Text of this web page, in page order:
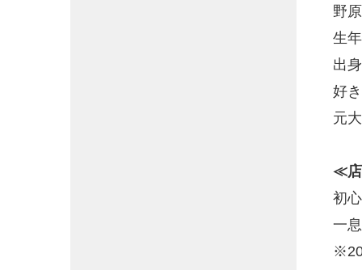
野
生
出
好
元
≪
初
一